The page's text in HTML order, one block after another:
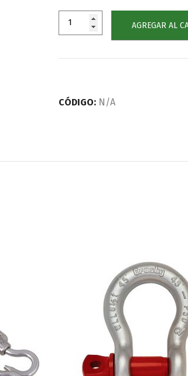
AGREGAR AL
CÓDIGO: N/A